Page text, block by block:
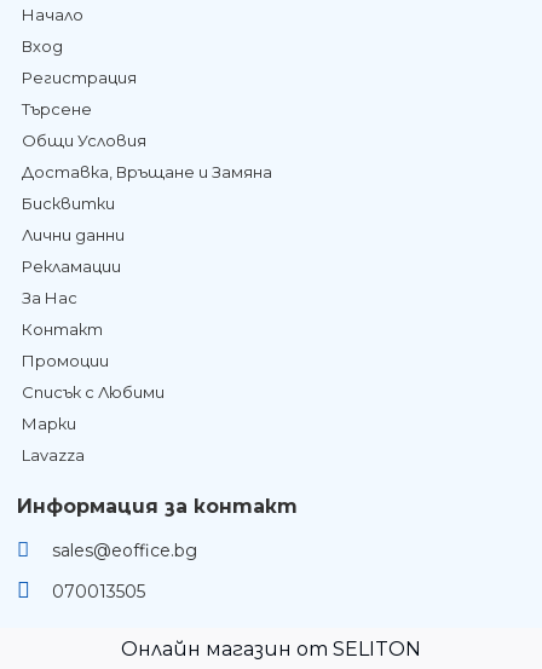
Начало
Вход
Регистрация
Търсене
Общи Условия
Доставка, Връщане и Замяна
Бисквитки
Лични данни
Рекламации
За Нас
Контакт
Промоции
Списък с Любими
Марки
Lavazza
Информация за контакт
sales@eoffice.bg
070013505
Онлайн магазин от SELITON